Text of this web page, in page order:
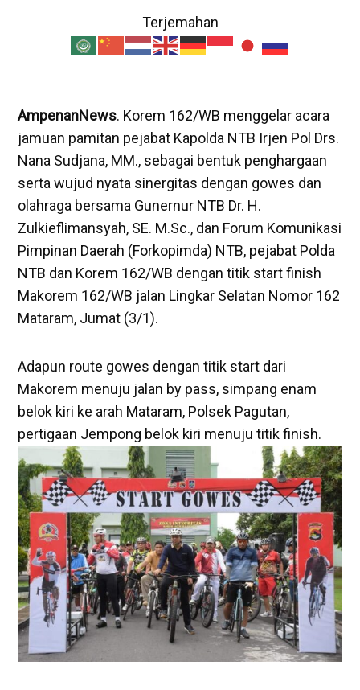
Terjemahan
AmpenanNews. Korem 162/WB menggelar acara
jamuan pamitan pejabat Kapolda NTB Irjen Pol Drs.
Nana Sudjana, MM., sebagai bentuk penghargaan
serta wujud nyata sinergitas dengan gowes dan
olahraga bersama Gunernur NTB Dr. H.
Zulkieflimansyah, SE. M.Sc., dan Forum Komunikasi
Pimpinan Daerah (Forkopimda) NTB, pejabat Polda
NTB dan Korem 162/WB dengan titik start finish
Makorem 162/WB jalan Lingkar Selatan Nomor 162
Mataram, Jumat (3/1).
Adapun route gowes dengan titik start dari
Makorem menuju jalan by pass, simpang enam
belok kiri ke arah Mataram, Polsek Pagutan,
pertigaan Jempong belok kiri menuju titik finish.